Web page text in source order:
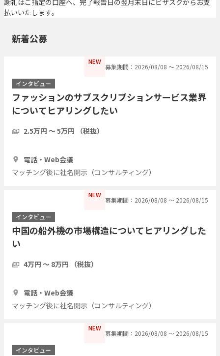
払いいたします。
新着公募
NEW
募集期間：2026/08/08 〜 2026/08/15
インタビュー
ファッションのサブスクリプションサービス業界
についてヒアリングしたい
2.5万円 〜 5万円 （税抜）
電話・Web会議
マッチング後に社名開示（コンサルティング）
NEW
募集期間：2026/08/08 〜 2026/08/15
インタビュー
中国の船外機の市場構造についてヒアリングした
い
4万円 〜 8万円 （税抜）
電話・Web会議
マッチング後に社名開示（コンサルティング）
NEW
募集期間：2026/08/08 〜 2026/08/15
インタビュー